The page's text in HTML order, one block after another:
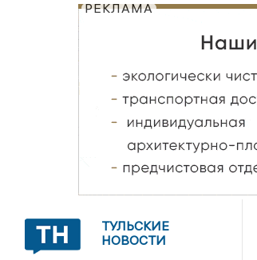
РЕКЛАМА
ТУЛЬСКИЕ
НОВОСТИ